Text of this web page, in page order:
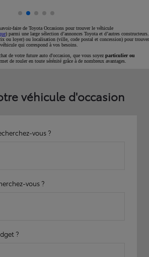
faire de Toyota Occasions pour trouver le véhicule
) parmi une large sélection d’annonces Toyota et d’autres constructeurs.
ou loyer) ou localisation (ville, code postal et concession) pour trouver
qui correspond à vos besoins.
de votre future auto d'occasion, que vous soyez particulier ou
de rouler en toute sérénité grâce à de nombreux avantages.
véhicule d'occasion
vous ?
vous ?
?